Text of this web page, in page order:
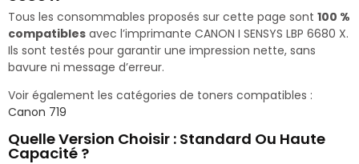
Tous les consommables proposés sur cette page sont 100 %
compatibles avec l’imprimante CANON I SENSYS LBP 6680 X.
Ils sont testés pour garantir une impression nette, sans
bavure ni message d’erreur.
Voir également les catégories de toners compatibles :
Canon 719
Quelle Version Choisir : Standard Ou Haute
Capacité ?